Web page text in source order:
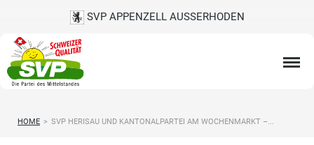
SVP APPENZELL AUSSERHODEN
HOME > SVP HERISAU UND KANTONALPARTEI AM WOCHENMARKT –...